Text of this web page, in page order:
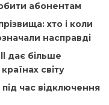
абонентам
хто і коли
насправді
дає більше
світу
час відключення